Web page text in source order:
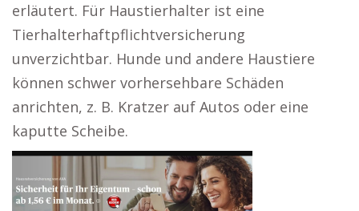
erläutert. Für Haustierhalter ist eine
Tierhalterhaftpflichtversicherung
unverzichtbar. Hunde und andere Haustiere
können schwer vorhersehbare Schäden
anrichten, z. B. Kratzer auf Autos oder eine
kaputte Scheibe.